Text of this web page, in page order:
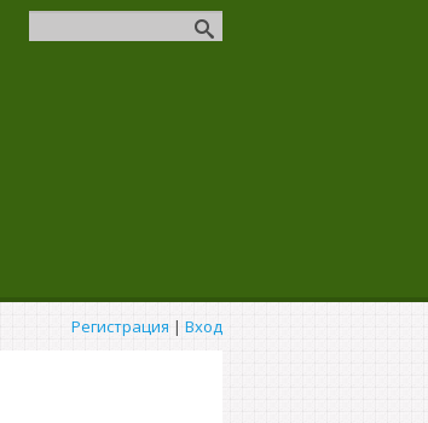
Регистрация | Вход